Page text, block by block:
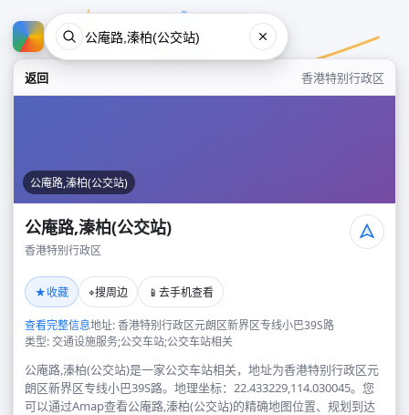
返回 香港特别行政区
公庵路,溱柏(公交站)
公庵路,溱柏(公交站)
香港特别行政区
★收藏 ⌖搜周边 📱 去手机查看
查看完整信息地址: 香港特别行政区元朗区新界区专线小巴39S路
类型: 交通设施服务;公交车站;公交车站相关
公庵路,溱柏(公交站)是一家公交车站相关，地址为香港特别行政区元
朗区新界区专线小巴39S路。地理坐标：22.433229,114.030045。您
可以通过Amap查看公庵路,溱柏(公交站)的精确地图位置、规划到达